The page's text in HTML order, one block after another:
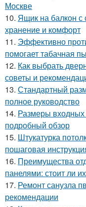
Москве
10. Ящик на балкон с
хранение и комфорт
11. Эффективно
помогает табачная
12. Как выбрать
советы и
13. Стандартный
полное руководство
14. Размеры входных
подробный обзор
15. Штукатурка
пошаговая
16. Преимущества
панелями: стоит ли
17. Ремонт санузла
рекомендации